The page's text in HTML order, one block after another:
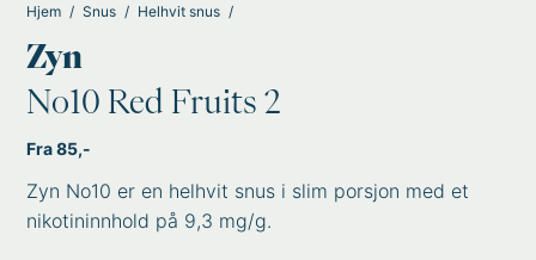
Hjem Snus Helhvit snus
Zyn
No10 Red Fruits 2
Fra 85,-
Zyn No10 er en helhvit snus i slim porsjon med et
nikotininnhold på 9,3 mg/g.